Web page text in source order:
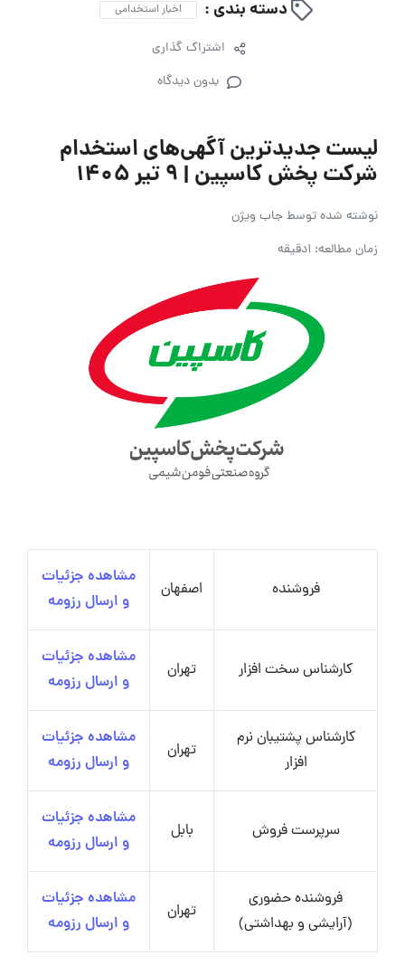
دسته بندی : اخبار استخدامی
اشتراک گذاری
بدون دیدگاه
لیست جدیدترین آگهی‌های استخدام
شرکت پخش کاسپین | ۹ تیر ۱۴۰۵
نوشته شده توسطجاب ویژن
زمان مطالعه: 1دقیقه
فروشنده اصفهان
مشاهده جزئیات
و ارسال رزومه
کارشناس سخت افزار تهران
مشاهده جزئیات
و ارسال رزومه
کارشناس پشتیبان نرم
افزار
تهران
مشاهده جزئیات
و ارسال رزومه
سرپرست فروش بابل
مشاهده جزئیات
و ارسال رزومه
فروشنده حضوری
(آرایشی و بهداشتی)
تهران
مشاهده جزئیات
و ارسال رزومه